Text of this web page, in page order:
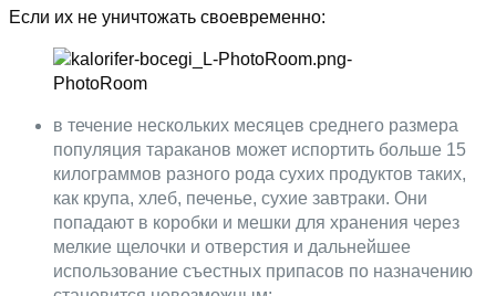
Если их не уничтожать своевременно:
в течение нескольких месяцев среднего размера
популяция тараканов может испортить больше 15
килограммов разного рода сухих продуктов таких,
как крупа, хлеб, печенье, сухие завтраки. Они
попадают в коробки и мешки для хранения через
мелкие щелочки и отверстия и дальнейшее
использование съестных припасов по назначению